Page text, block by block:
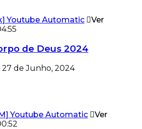
Ver
de Deus 2024
27 de Junho, 2024
Ver